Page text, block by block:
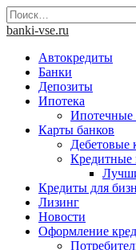
Skip
to
Найти:
banki-vse.ru
Автокредиты
Банки
Депозиты
Ипотека
Ипотечные
Карты банков
Дебетовые
Кредитные
Кредиты для
Лизинг
Новости
Оформление